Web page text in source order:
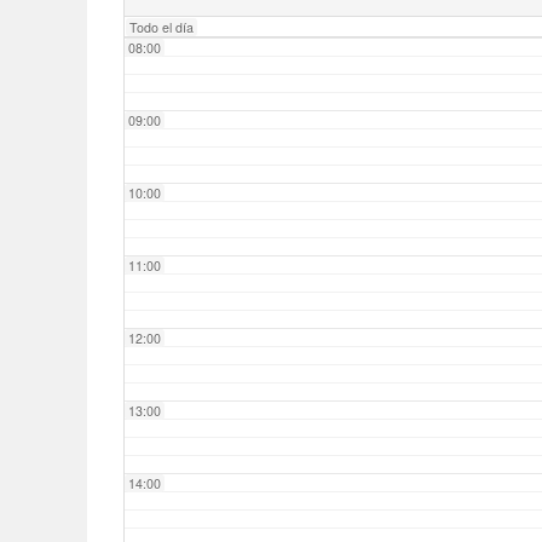
Todo el día
08:00
09:00
10:00
11:00
12:00
13:00
14:00